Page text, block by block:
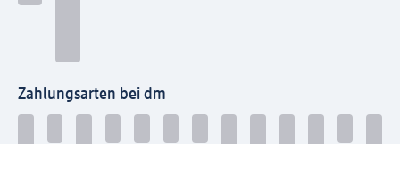
Zahlungsarten bei dm